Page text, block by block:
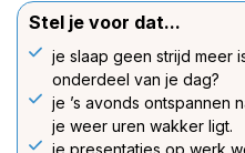
Stel je voor dat...
je slaap geen strijd meer
onderdeel van je dag?
je ’s avonds ontspannen
je weer uren wakker ligt.
je presentaties op werk